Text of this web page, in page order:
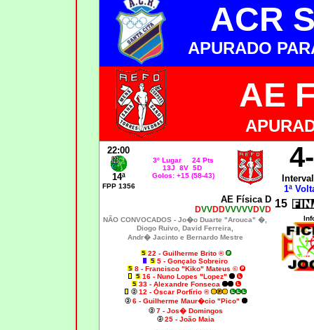
ACR
APURADO
AE
22:00
14ª
FPP 1356
3º Lugar 24 Pts
13J 8V 5D
Golos: +15 (58-43)
1ª
AE Física D
DVVDDVVVVVDVD 15
NÃO CONVOCADOS - Jo�o Duarte "Arouca" �,
Diogo Ruivo, David Ferreira
Andr� Jacinto e Bernardo Mestre
22 - Guilherme Brito ®
5 - Gonçalo Sobreiro
8 - Francisco "Kiko" Mateus ©
16 - Nuno Lopes "Lopez"
33 - Alexandre Fonseca
12 - Óscar Porfírio ®
6 - Guilherme Maur�cio "Pico"
7 - Jos� Domingos
25 - João Maia